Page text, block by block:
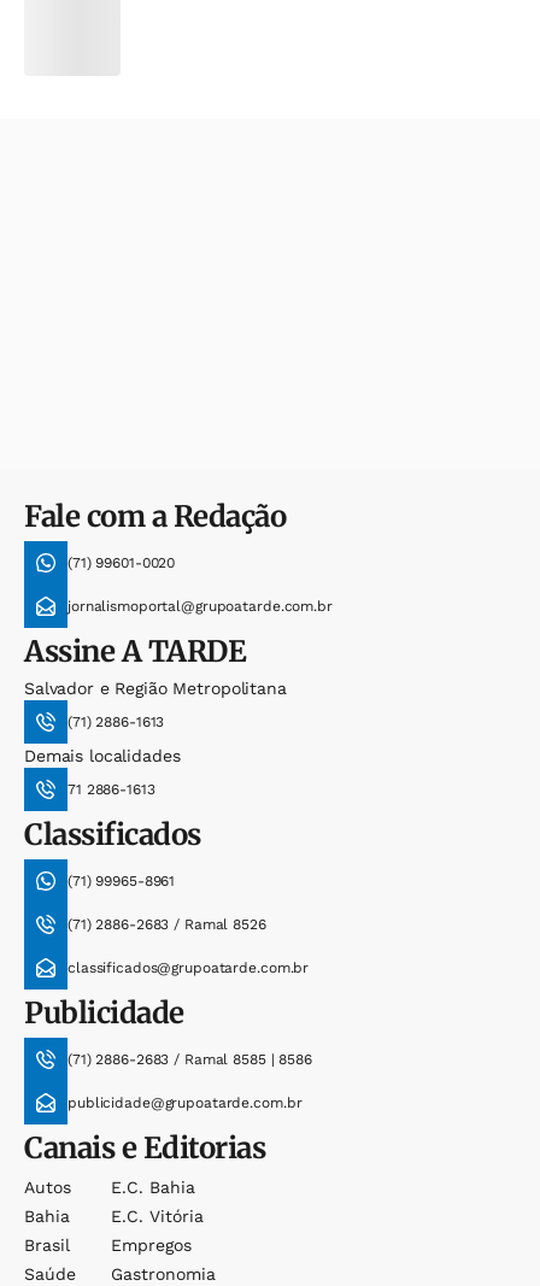
Fale com a Redação
(71) 99601-0020
jornalismoportal@grupoatarde.com.br
AssineA TARDE
Salvador e Região Metropolitana
(71) 2886-1613
Demais localidades
71 2886-1613
Classificados
(71) 99965-8961
(71) 2886-2683 / Ramal 8526
classificados@grupoatarde.com.br
Publicidade
(71) 2886-2683 / Ramal 8585 | 8586
publicidade@grupoatarde.com.br
Canais e Editorias
Autos
Bahia
Brasil
Saúde
E.c. Bahia
E.c. Vitória
Empregos
Gastronomia